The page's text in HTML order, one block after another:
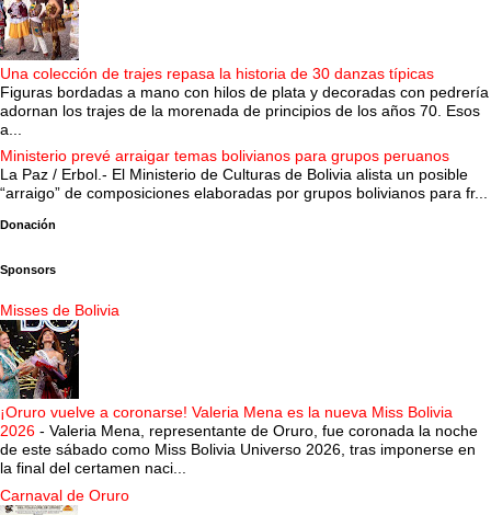
Una colección de trajes repasa la historia de 30 danzas típicas
Figuras bordadas a mano con hilos de plata y decoradas con pedrería
adornan los trajes de la morenada de principios de los años 70. Esos
a...
Ministerio prevé arraigar temas bolivianos para grupos peruanos
La Paz / Erbol.- El Ministerio de Culturas de Bolivia alista un posible
“arraigo” de composiciones elaboradas por grupos bolivianos para fr...
Donación
Sponsors
Misses de Bolivia
¡Oruro vuelve a coronarse! Valeria Mena es la nueva Miss Bolivia
2026 - Valeria Mena, representante de Oruro, fue coronada la noche
de este sábado como Miss Bolivia Universo 2026, tras imponerse en
la final del certamen naci...
Carnaval de Oruro